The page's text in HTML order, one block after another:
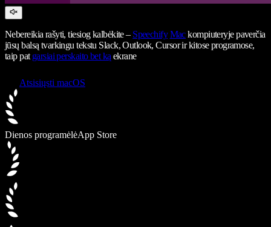
Nebereikia rašyti, tiesiog kalbėkite – Speechify Mackompiuteryje paverčia
jūsų balsą tvarkingu tekstu Slack, Outlook, Cursor ir kitose programose,
taip pat garsiai perskaito bet ką ekrane
Atsisiųsti macOS
Dienos programėlėApp Store